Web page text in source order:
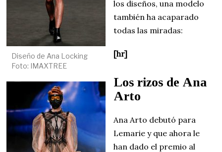
Diseño de Ana Locking
Foto: IMAXTREE
los diseños, una modelo
también ha acaparado
todas las miradas:
[hr]
Los rizos de Ana
Arto
Ana Arto debutó para
Lemarie y que ahora le
han dado el premio al